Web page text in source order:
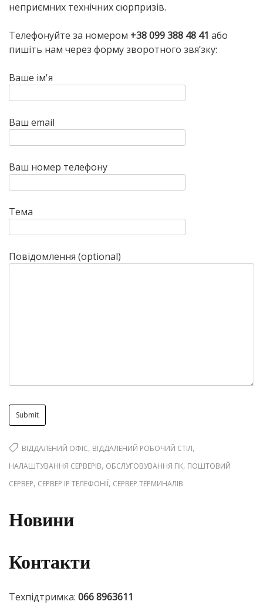
неприємних технічних сюрпризів.
Телефонуйте за номером +38 099 388 48 41 або
пишіть нам через форму зворотного звя’зку:
Ваше ім'я
Ваш email
Ваш номер телефону
Тема
Повідомлення (optional)
ВІДДАЛЕНИЙ ОФІС, ВІДДАЛЕНИЙ РОБОЧИЙ СТІЛ,
НАЛАШТУВАННЯ СЕРВЕРІВ, ОБСЛУГОВУВАННЯ ПК, ПОШТОВИЙ
СЕРВЕР, СЕРВЕР IP ТЕЛЕФОНІЇ, СЕРВЕР ТЕРМИНАЛІВ
Новини
Контакти
Техпідтримка: 066 8963611